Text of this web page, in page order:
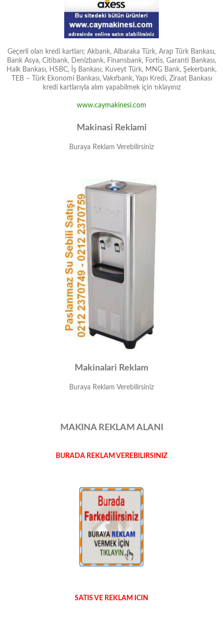
Geçerli olan kredi kartları; Akbank, Albaraka Türk, Arap Türk Bankası,
Bank Asya, Citibank, Denizbank, Finansbank, Fortis, Garanti Bankası,
Halk Bankası, HSBC, İş Bankası, Kuveyt Türk, MNG Bank, Şekerbank,
TEB – Türk Ekonomi Bankası, Vakıfbank, Yapı Kredi, Ziraat Bankası
kredi kartlarıyla alım yapabilmek için tıklayınız
www.caymakinesi.com
Makinasi Reklami
Buraya Reklam Verebilirsiniz
Makinalari Reklam
Buraya Reklam Verebilirsiniz
MAKINA REKLAM ALANI
BURADA REKLAM VEREBILIRSINIZ
SATIS VE REKLAM ICIN